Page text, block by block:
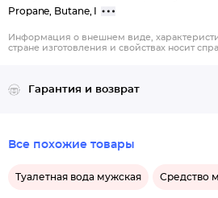
Propane, Butane, I
Информация о внешнем виде,
стране изготовления и свойствах носит
Гарантия и возврат
Все похожие товары
Туалетная вода мужская Средство